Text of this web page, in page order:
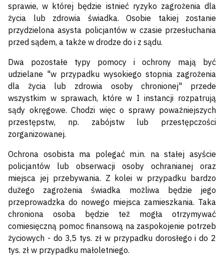
sprawie, w której będzie istnieć ryzyko zagrożenia dla
życia lub zdrowia świadka. Osobie takiej zostanie
przydzielona asysta policjantów w czasie przesłuchania
przed sądem, a także w drodze do i z sądu.
Dwa pozostałe typy pomocy i ochrony mają być
udzielane "w przypadku wysokiego stopnia zagrożenia
dla życia lub zdrowia osoby chronionej" przede
wszystkim w sprawach, które w I instancji rozpatrują
sądy okręgowe. Chodzi więc o sprawy poważniejszych
przestępstw, np. zabójstw lub przestępczości
zorganizowanej.
Ochrona osobista ma polegać m.in. na stałej asyście
policjantów lub obserwacji osoby ochranianej oraz
miejsca jej przebywania. Z kolei w przypadku bardzo
dużego zagrożenia świadka możliwa będzie jego
przeprowadzka do nowego miejsca zamieszkania. Taka
chroniona osoba będzie też mogła otrzymywać
comiesięczną pomoc finansową na zaspokojenie potrzeb
życiowych - do 3,5 tys. zł w przypadku dorosłego i do 2
tys. zł w przypadku małoletniego.